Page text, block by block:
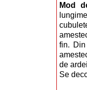
Mod
fin.
de
Se